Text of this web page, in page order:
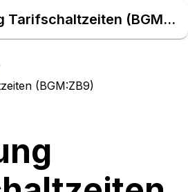
Änderung Tarifschaltzeiten (BGM:ZB9) – Daten Atlas
(BGM:ZB9)